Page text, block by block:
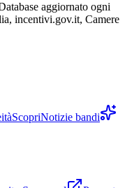
aggiornato ogni
incentivi.gov.it, Camere
ScopriNotizie bandi